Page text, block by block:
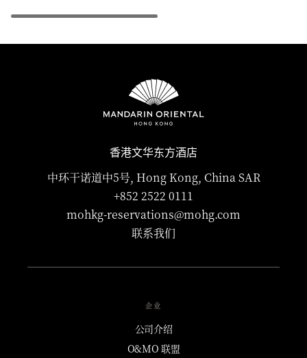
香港文华东方酒店
中环干诺道中5号, Hong Kong, China SAR
+852 2522 0111
mohkg-reservations@mohg.com
联系我们
企业
公司介绍
O&MO 联盟